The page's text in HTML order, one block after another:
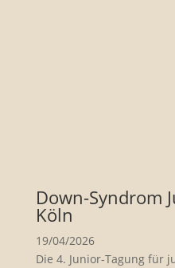
Down-Syndrom
Köln
19/04/2026
Die 4. Junior-Tagung für